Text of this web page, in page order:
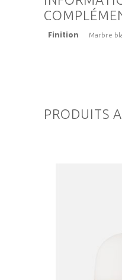
Finition Marbre
PRODUITS